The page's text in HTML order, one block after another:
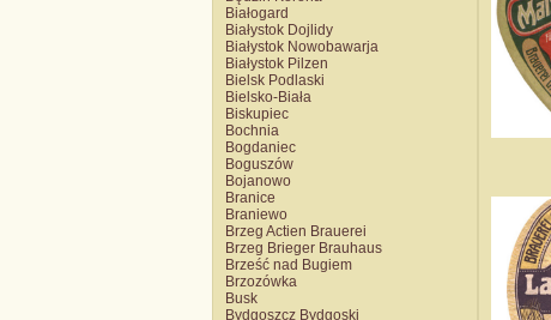
Białogard
Białystok Dojlidy
Białystok Nowobawarja
Białystok Pilzen
Bielsk Podlaski
Bielsko-Biała
Biskupiec
Bochnia
Bogdaniec
Boguszów
Bojanowo
Branice
Braniewo
Brzeg Actien Brauerei
Brzeg Brieger Brauhaus
Brześć nad Bugiem
Brzozówka
Busk
Bydgoszcz Bydgoski